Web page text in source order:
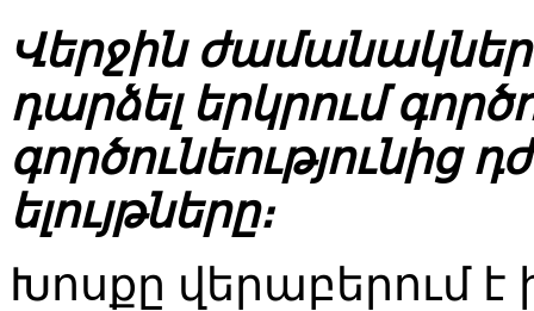
Վերջին
դարձել երկրում
գործունեությունից
ելույթները։
Խոսքը վերաբերում է